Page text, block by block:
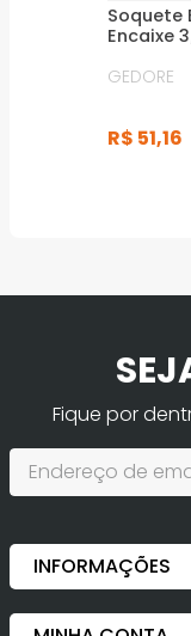
Soquete
Encaixe
GEDORE
R$ 51,16
Fique por